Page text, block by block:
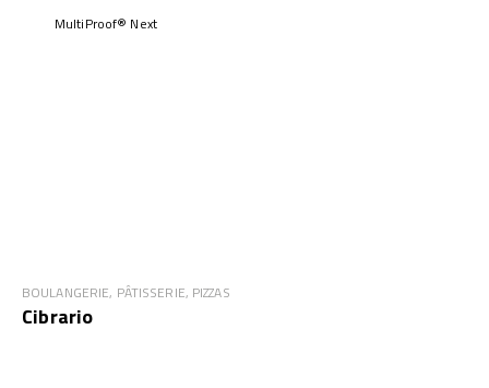
MultiProof® Next
BOULANGERIE, PÂTISSERIE, PIZZAS
Cibrario